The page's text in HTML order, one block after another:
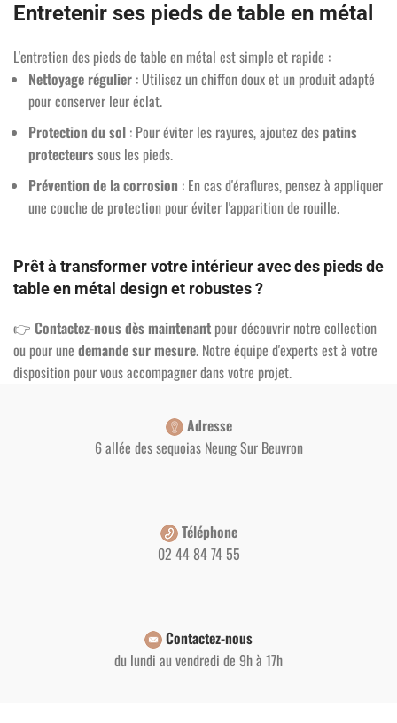
Entretenir ses pieds de table en métal
L'entretien des pieds de table en métal est simple et rapide :
Nettoyage régulier : Utilisez un chiffon doux et un produit adapté
pour conserver leur éclat.
Protection du sol : Pour éviter les rayures, ajoutez despatins
protecteurssous les pieds.
Prévention de la corrosion : En cas d'éraflures, pensez à appliquer
une couche de protection pour éviter l'apparition de rouille.
Prêt à transformer votre intérieur avec des pieds de
table en métal design et robustes ?
👉 Contactez-nous dès maintenant pour découvrir notre collection
ou pour une demande sur mesure. Notre équipe d'experts est à votre
disposition pour vous accompagner dans votre projet.
Adresse
6 allée des sequoias Neung Sur Beuvron
Téléphone
02 44 84 74 55
Contactez-nous
du lundi au vendredi de 9h à 17h